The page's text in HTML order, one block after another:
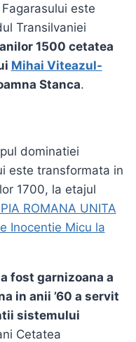
este
Transilvaniei
1500 cetatea
Mihai Viteazul-
Stanca.
dominatiei
este transformata in
1700, la etajul
ROMANA UNITA
Inocentie Micu la
fost garnizoana a
in anii ’60 a servit
sistemului
Cetatea